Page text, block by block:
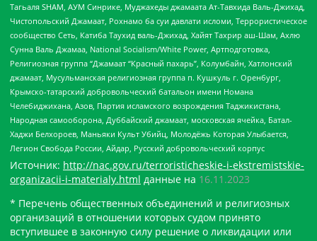
Тагьаля SHAM, АУМ Синрике, Муджахеды джамаата Ат-Тавхида Валь-Джихад,
Чистопольский Джамаат, Рохнамо ба суи давлати исломи, Террористическое
сообщество Сеть, Катиба Таухид валь-Джихад, Хайят Тахрир аш-Шам, Ахлю
Сунна Валь Джамаа, National Socialism/White Power, Артподготовка,
Религиозная группа “Джамаат “Красный пахарь”, Колумбайн, Хатлонский
джамаат, Мусульманская религиозная группа п. Кушкуль г. Оренбург,
Крымско-татарский добровольческий батальон имени Номана
Челебиджихана, Азов, Партия исламского возрождения Таджикистана,
Народная самооборона, Дуббайский джамаат, московская ячейка, Батал-
Хаджи Белхороев, Маньяки Культ Убийц, Молодёжь Которая Улыбается,
Легион Свобода России, Айдар, Русский добровольческий корпус
Источник: http://nac.gov.ru/terroristicheskie-i-ekstremistskie-
organizacii-i-materialy.html данные на 16.11.2023
* Перечень общественных объединений и религиозных
организаций в отношении которых судом принято
вступившее в законную силу решение о ликвидации или